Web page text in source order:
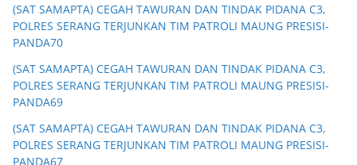
(SAT SAMAPTA) CEGAH TAWURAN DAN TINDAK PIDANA C3,
POLRES SERANG TERJUNKAN TIM PATROLI MAUNG PRESISI-
PANDA70
(SAT SAMAPTA) CEGAH TAWURAN DAN TINDAK PIDANA C3,
POLRES SERANG TERJUNKAN TIM PATROLI MAUNG PRESISI-
PANDA69
(SAT SAMAPTA) CEGAH TAWURAN DAN TINDAK PIDANA C3,
POLRES SERANG TERJUNKAN TIM PATROLI MAUNG PRESISI-
PANDA67